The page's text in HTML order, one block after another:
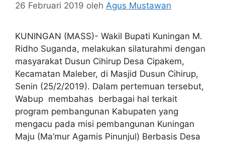
26 Februari 2019 oleh Agus Mustawan
KUNINGAN (MASS)- Wakil Bupati Kuningan M.
Ridho Suganda, melakukan silaturahmi dengan
masyarakat Dusun Cihirup Desa Cipakem,
Kecamatan Maleber, di Masjid Dusun Cihirup,
Senin (25/2/2019). Dalam pertemuan tersebut,
Wabup membahas berbagai hal terkait
program pembangunan Kabupaten yang
mengacu pada misi pembangunan Kuningan
Maju (Ma’mur Agamis Pinunjul) Berbasis Desa